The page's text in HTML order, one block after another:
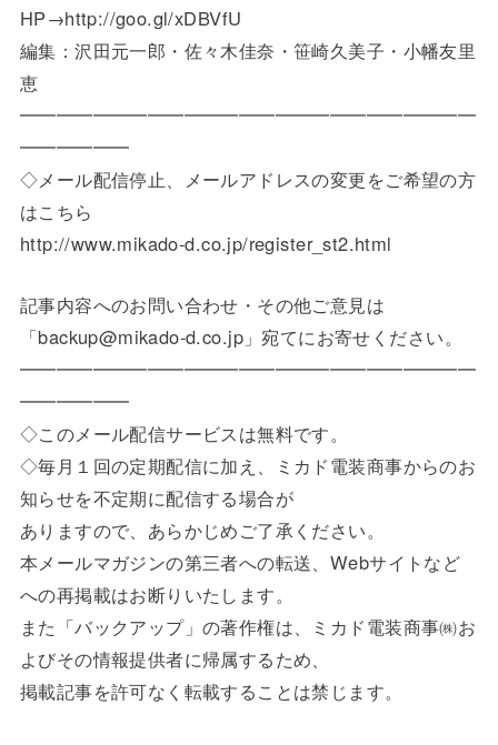
HP→http://goo.gl/xDBVfU
編集：沢田元一郎・佐々木佳奈・笹崎久美子・小幡友里
恵
━━━━━━━━━━━━━━━━━━━━━━━━━
━━━━━━
◇メール配信停止、メールアドレスの変更をご希望の方
はこちら
http://www.mikado-d.co.jp/register_st2.html
記事内容へのお問い合わせ・その他ご意見は
「backup@mikado-d.co.jp」宛てにお寄せください。
━━━━━━━━━━━━━━━━━━━━━━━━━
━━━━━━
◇このメール配信サービスは無料です。
◇毎月１回の定期配信に加え、ミカド電装商事からのお
知らせを不定期に配信する場合が
ありますので、あらかじめご了承ください。
本メールマガジンの第三者への転送、Webサイトなど
への再掲載はお断りいたします。
また「バックアップ」の著作権は、ミカド電装商事㈱お
よびその情報提供者に帰属するため、
掲載記事を許可なく転載することは禁じます。